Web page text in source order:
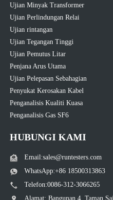
Ujian Minyak Transformer
Ujian Perlindungan Relai
Ujian rintangan
Ujian Tegangan Tinggi
Ujian Pemutus Litar
Penjana Arus Utama
Ujian Pelepasan Sebahagian
Penyukat Kerosakan Kabel
Penganalisis Kualiti Kuasa
Penganalisis Gas SF6
HUBUNGI KAMI
Email:sales@runtesters.com
WhatsApp:+86 18500313863
Telefon:0086-312-3066265
Alamat: Bangunan 4, Taman